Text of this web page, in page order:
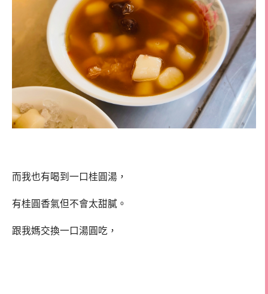
而我也有喝到一口桂圓湯，
有桂圓香氣但不會太甜膩。
跟我媽交換一口湯圓吃，